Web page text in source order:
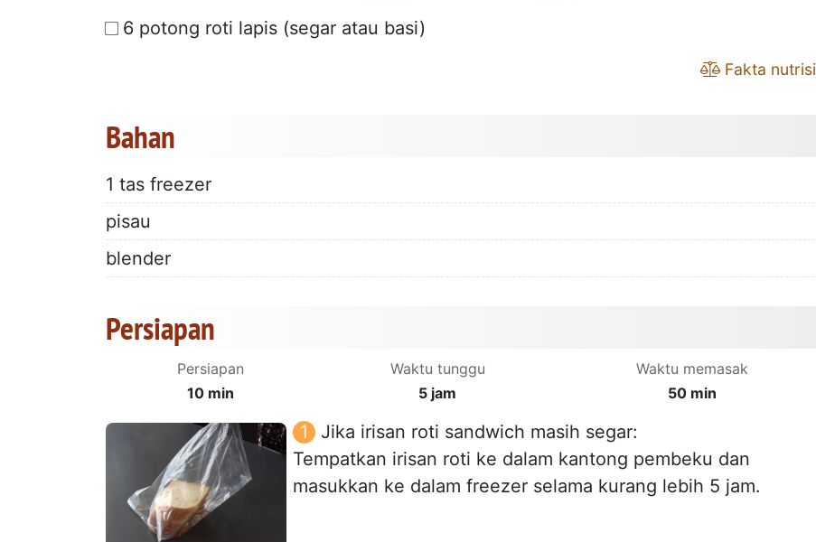
6 potong roti lapis (segar atau basi)
Fakta nutrisi
Bahan
1 tas freezer
pisau
blender
Persiapan
Persiapan
10 min
Waktu tunggu
5 jam
Waktu memasak
50 min
Jika irisan roti sandwich masih segar:
Tempatkan irisan roti ke dalam kantong pembeku dan
masukkan ke dalam freezer selama kurang lebih 5 jam.